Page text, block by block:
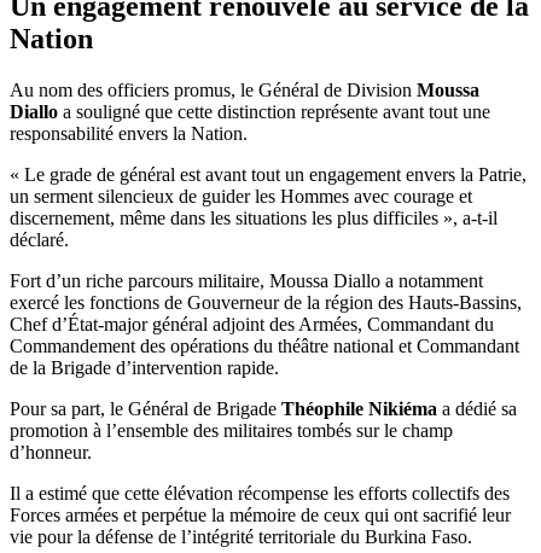
Nation
Au nom des officiers promus, le Général de Division Moussa
Diallo a souligné que cette distinction représente avant tout une
responsabilité envers la Nation.
« Le grade de général est avant tout un engagement envers la Patrie,
un serment silencieux de guider les Hommes avec courage et
discernement, même dans les situations les plus difficiles », a-t-il
déclaré.
Fort d’un riche parcours militaire, Moussa Diallo a notamment
exercé les fonctions de Gouverneur de la région des Hauts-Bassins,
Chef d’État-major général adjoint des Armées, Commandant du
Commandement des opérations du théâtre national et Commandant
de la Brigade d’intervention rapide.
Pour sa part, le Général de Brigade Théophile Nikiéma a dédié sa
promotion à l’ensemble des militaires tombés sur le champ
d’honneur.
Il a estimé que cette élévation récompense les efforts collectifs des
Forces armées et perpétue la mémoire de ceux qui ont sacrifié leur
vie pour la défense de l’intégrité territoriale du Burkina Faso.